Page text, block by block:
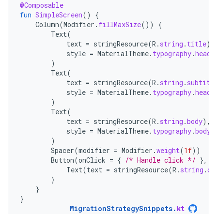
@Composable
fun SimpleScreen()
{
Column(Modifier . fillMaxSize())
{
Text(
text = stringResource(R . string . title),
style = MaterialTheme. typography.
)
Text(
text = stringResource(R . string .
style = MaterialTheme. typography.
)
Text(
text = stringResource(R . string .body),
style = MaterialTheme. typography.
)
Spacer(modifier = Modifier .weight(1f))
Button(onClick = { /* Handle click */ },
Text(text = stringResource(R . string .
}
}
}
MigrationStrategySnippets. kt